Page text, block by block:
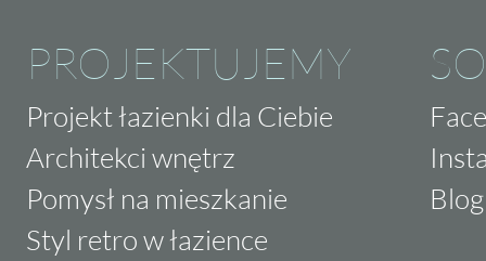
PROJEKTUJEMY
Projekt łazienki dla Ciebie
Architekci wnętrz
Pomysł na mieszkanie
Styl retro w łazience
Blog